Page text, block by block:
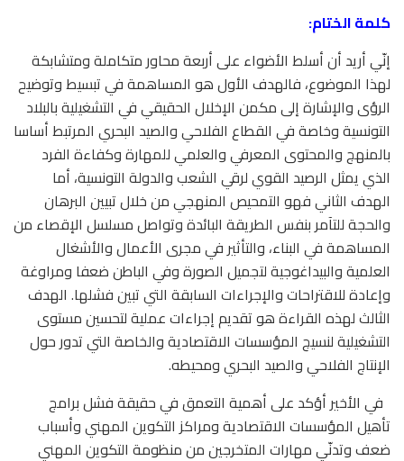
كلمة الختام:
إنّي أريد أن أسلط الأضواء على أربعة محاور متكاملة ومتشابكة
لهذا الموضوع، فالهدف الأول هو المساهمة في تبسيط وتوضيح
الرؤى والإشارة إلى مكمن الإخلال الحقيقي في التشغيلية بالبلاد
التونسية وخاصة في القطاع الفلاحي والصيد البحري المرتبط أساسا
بالمنهج والمحتوى المعرفي والعلمي للمهارة وكفاءة الفرد
الذي يمثل الرصيد القوي لرقي الشعب والدولة التونسية، أما
الهدف الثاني فهو التمحيص المنهجي من خلال تبيين البرهان
والحجة للتآمر بنفس الطريقة البائدة وتواصل مسلسل الإقصاء من
المساهمة في البناء، والتأثير في مجرى الأعمال والأشغال
العلمية والبيداغوجية لتجميل الصورة وفي الباطن ضعفا ومراوغة
وإعادة للاقتراحات والإجراءات السابقة التي تبين فشلها. الهدف
الثالث لهذه القراءة هو تقديم إجراءات عملية لتحسين مستوى
التشغيلية لنسيج المؤسسات الاقتصادية والخاصة التي تدور حول
الإنتاج الفلاحي والصيد البحري ومحيطه.
في الأخير أؤكد على أهمية التعمق في حقيقة فشل برامج
تأهيل المؤسسات الاقتصادية ومراكز التكوين المهني وأسباب
ضعف وتدنّي مهارات المتخرجين من منظومة التكوين المهني